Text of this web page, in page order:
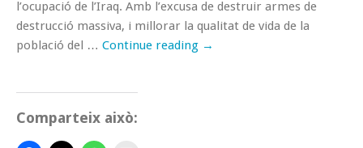
l’ocupació de l’Iraq. Amb l’excusa de destruir armes de
destrucció massiva, i millorar la qualitat de vida de la
població del … Continue reading →
Comparteix això: